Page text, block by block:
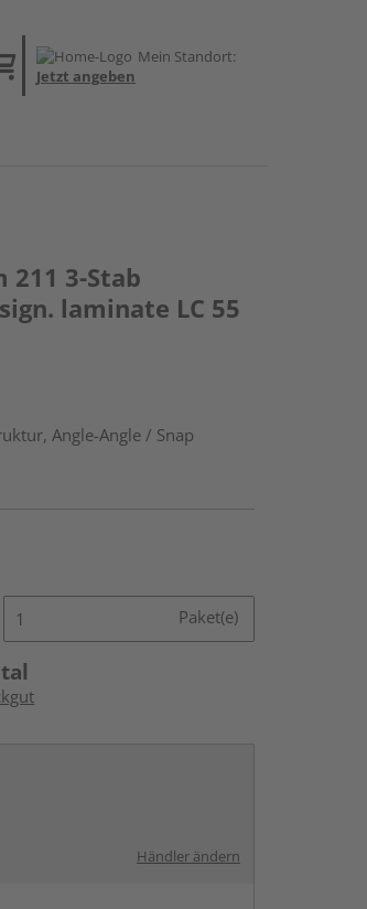
Mein Standort:
Jetzt angeben
211 3-Stab
laminate LC 55
Angle-Angle / Snap
Paket(e)
Händler ändern